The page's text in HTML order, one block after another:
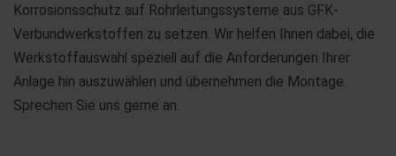
Korrosionsschutz auf Rohrleitungssysteme aus GFK-
Verbundwerkstoffen zu setzen. Wir helfen Ihnen dabei, die
Werkstoffauswahl speziell auf die Anforderungen Ihrer
Anlage hin auszuwählen und übernehmen die Montage.
Sprechen Sie uns gerne an.